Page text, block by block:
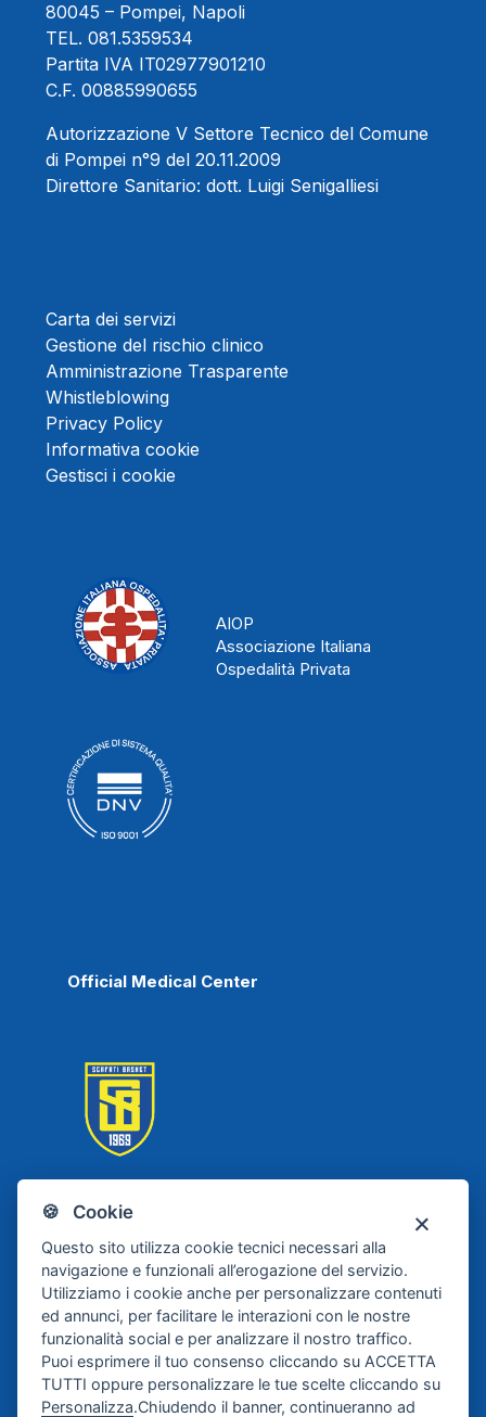
🍪 Cookie
Questo sito utilizza cookie tecnici necessari alla
navigazione e funzionali all’erogazione del servizio.
Utilizziamo i cookie anche per personalizzare contenuti
ed annunci, per facilitare le interazioni con le nostre
funzionalità social e per analizzare il nostro traffico.
Puoi esprimere il tuo consenso cliccando su ACCETTA
TUTTI oppure personalizzare le tue scelte cliccando su
Personalizza.Chiudendo il banner, continueranno ad
80045 – Pompei, Napoli
TEL. 081.5359534
Partita IVA IT02977901210
C.F. 00885990655
Autorizzazione V Settore Tecnico del Comune
di Pompei n°9 del 20.11.2009
Direttore Sanitario: dott. Luigi Senigalliesi
Carta dei servizi
Gestione del rischio clinico
Amministrazione Trasparente
Whistleblowing
Privacy Policy
Informativa cookie
Gestisci i cookie
AIOP
Associazione Italiana
Ospedalità Privata
Official Medical Center
Scafati Basket